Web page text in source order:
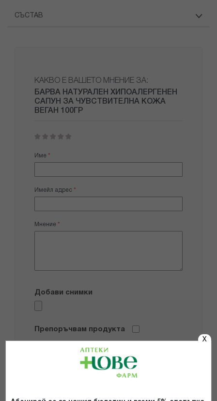
X
СЪСТАВ
КАКВО Е ВАШЕТО МНЕНИЕ ЗА:
БАРВА НАТУРАЛЕН ХИПОАЛЕРГЕНЕН
САПУН ЗА ЧУВСТВИТЕЛНА КОЖА
ВЕГАН 100ГР
star
stars
stars
stars
stars
Име
Имейл адрес
Мнение
Добави снимки
Препоръчвам продукта
Прочетох и се съгласявам с
Общите условия и политиката за
поверителност *